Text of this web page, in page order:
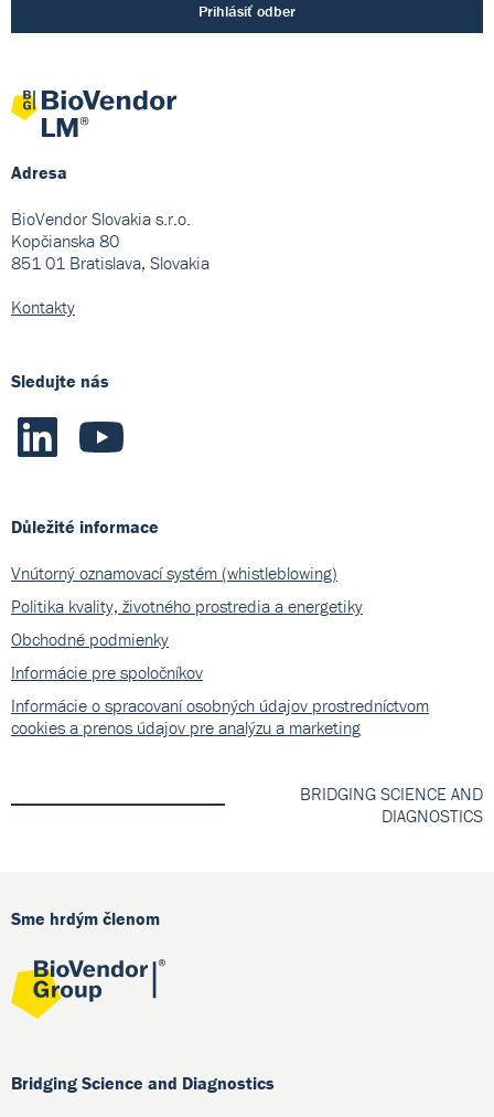
Prihlásiť odber
Adresa
BioVendor Slovakia s.r.o.
Kopčianska 80
851 01 Bratislava, Slovakia
Kontakty
Sledujte nás
Důležité informace
Vnútorný oznamovací systém (whistleblowing)
Politika kvality, životného prostredia a energetiky
Obchodné podmienky
Informácie pre spoločníkov
Informácie o spracovaní osobných údajov prostredníctvom
cookies a prenos údajov pre analýzu a marketing
BRIDGING SCIENCE AND
DIAGNOSTICS
Sme hrdým členom
Bridging Science and Diagnostics